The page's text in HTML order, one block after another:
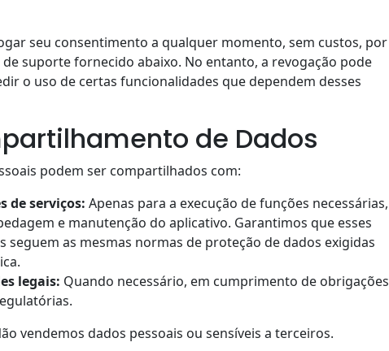
seu consentimento a qualquer momento, sem custos, por
suporte fornecido abaixo. No entanto, a revogação pode
o uso de certas funcionalidades que dependem desses
de Dados
podem ser compartilhados com:
de serviços: Apenas para a execução de funções necessárias,
e manutenção do aplicativo. Garantimos que esses
seguem as mesmas normas de proteção de dados exigidas
legais: Quando necessário, em cumprimento de obrigações
vendemos dados pessoais ou sensíveis a terceiros.